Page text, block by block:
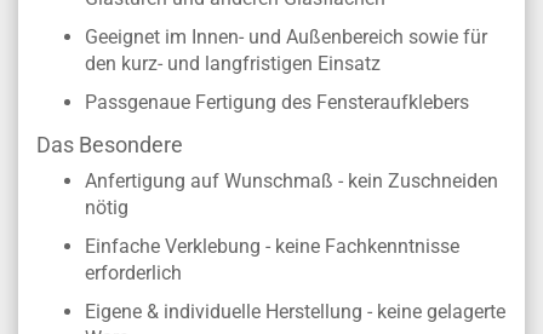
Geeignet im Innen- und Außenbereich sowie für
den kurz- und langfristigen Einsatz
Passgenaue Fertigung des Fensteraufklebers
Das Besondere
Anfertigung auf Wunschmaß - kein Zuschneiden
nötig
Einfache Verklebung - keine Fachkenntnisse
erforderlich
Eigene & individuelle Herstellung - keine gelagerte